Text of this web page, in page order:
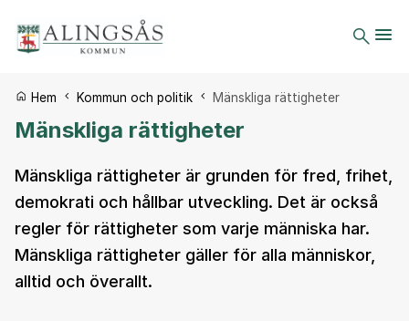
Du är här:
Hem Kommun och politik Mänskliga rättigheter
Mänskliga rättigheter
Mänskliga rättigheter är grunden för fred, frihet,
demokrati och hållbar utveckling. Det är också
regler för rättigheter som varje människa har.
Mänskliga rättigheter gäller för alla människor,
alltid och överallt.